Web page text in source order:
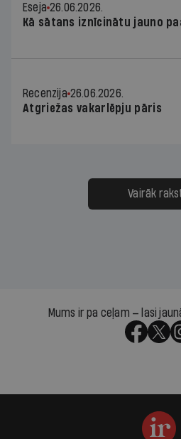
Eseja 26.06.2026.
Kā sātans iznīcinātu jauno
Recenzija 26.06.2026.
Atgriežas vakarlēpju pāris
Vairāk
Mums ir pa ceļam — lasi